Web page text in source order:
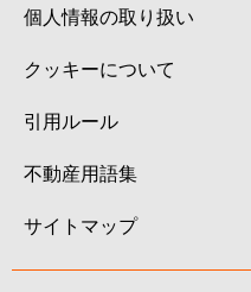
個人情報の取り扱い
クッキーについて
引用ルール
不動産用語集
サイトマップ